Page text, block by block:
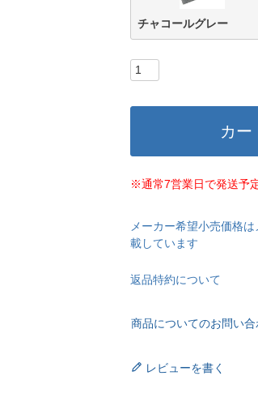
チャコールグレー
カー
※通常7営業日で発送予
メーカー希望小売価格
載しています
返品特約について
商品についてのお問い合
レビューを書く